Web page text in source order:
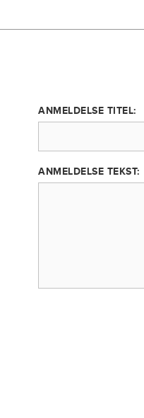
ANMELDELSE TITEL:
ANMELDELSE TEKST: